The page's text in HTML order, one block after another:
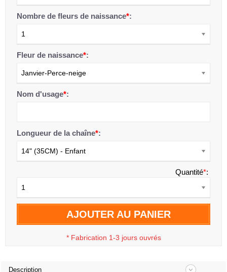
Nombre de fleurs de naissance*:
1
Fleur de naissance*:
Janvier-Perce-neige
Nom d'usage*:
Longueur de la chaîne*:
14" (35CM) - Enfant
Quantité*:
1
AJOUTER AU PANIER
* Fabrication 1-3 jours ouvrés
Description